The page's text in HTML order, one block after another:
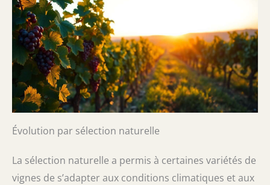
Évolution par sélection naturelle
La sélection naturelle a permis à certaines variétés de
vignes de s’adapter aux conditions climatiques et aux